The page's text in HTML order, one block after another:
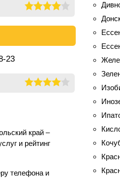
23
край –
и рейтинг
телефона и